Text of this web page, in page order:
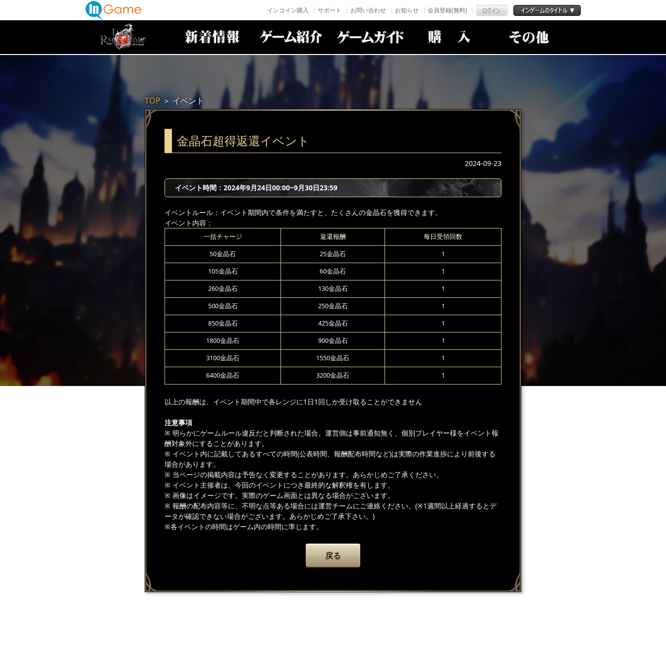
インコイン購入 サポート お問い合わせ お知らせ 会員登録(無料)
TOP ＞ イベント
金晶石超得返還イベント
2024-09-23
イベント時間：2024年9月24日00:00~9月30日23:59
イベントルール：イベント期間内で条件を満たすと、たくさんの金晶石を獲得できます。
イベント内容：
一括チャージ 返還報酬 每日受領回数
50金晶石 25金晶石 1
105金晶石 60金晶石 1
260金晶石 130金晶石 1
500金晶石 250金晶石 1
850金晶石 425金晶石 1
1800金晶石 900金晶石 1
3100金晶石 1550金晶石 1
6400金晶石 3200金晶石 1
以上の報酬は、イベント期間中で各レンジに1日1回しか受け取ることができません
注意事項
※ 明らかにゲームルール違反だと判断された場合、運営側は事前通知無く、個別プレイヤー様をイベント報
酬対象外にすることがあります。
※ イベント内に記載してあるすべての時間(公表時間、報酬配布時間など)は実際の作業進捗により前後する
場合があります。
※ 当ページの掲載内容は予告なく変更することがあります。あらかじめご了承ください。
※ イベント主催者は、今回のイベントにつき最終的な解釈権を有します。
※ 画像はイメージです。実際のゲーム画面とは異なる場合がございます。
※ 報酬の配布内容等に、不明な点等ある場合には運営チームにご連絡ください。(※1週間以上経過するとデ
ータが確認できない場合がございます。あらかじめご了承下さい。)
※各イベントの時間はゲーム内の時間に準じます。
戻る